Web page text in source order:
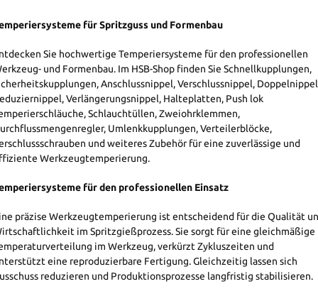
für Spritzguss und Formenbau
Sie hochwertige Temperiersysteme für den professionellen
und Formenbau. Im HSB-Shop finden Sie Schnellkupplungen,
Anschlussnippel, Verschlussnippel,
Verlängerungsnippel, Halteplatten, Push lok
Schlauchtüllen, Zweiohrklemmen,
Umlenkkupplungen, Verteilerblöcke,
und weiteres Zubehör für eine zuverlässige und
Werkzeugtemperierung.
für den professionellen Einsatz
präzise Werkzeugtemperierung ist entscheidend für die Qualität
im Spritzgießprozess. Sie sorgt für eine gleichmäßige
im Werkzeug, verkürzt Zykluszeiten und
eine reproduzierbare Fertigung. Gleichzeitig lassen sich
reduzieren und Produktionsprozesse langfristig stabilisieren.